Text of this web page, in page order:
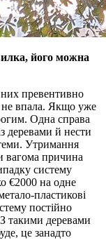
його можна
превентивно
не впала. Якщо уже
Одна справа
деревами й нести
Утримання
вагома причина
систему
€2000 на одне
пластикові
постійно
такими деревами
це занадто